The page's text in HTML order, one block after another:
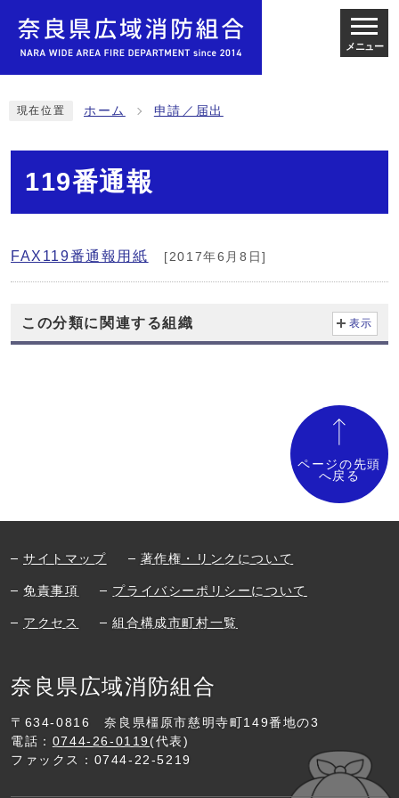
メニュー
現在位置 ホーム 申請／届出
119番通報
FAX119番通報用紙 [2017年6月8日]
この分類に関連する組織 表示
ページの先頭
へ戻る
サイトマップ 著作権・リンクについて
免責事項 プライバシーポリシーについて
アクセス 組合構成市町村一覧
奈良県広域消防組合
〒634-0816
奈良県橿原市慈明寺町149番地の3
電話： 0744-26-0119 (代表)
ファックス：0744-22-5219